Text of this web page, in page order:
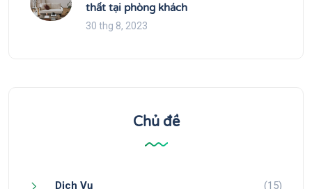
thất tại phòng khách
30 thg 8, 2023
Chủ đề
Dịch Vụ (15)